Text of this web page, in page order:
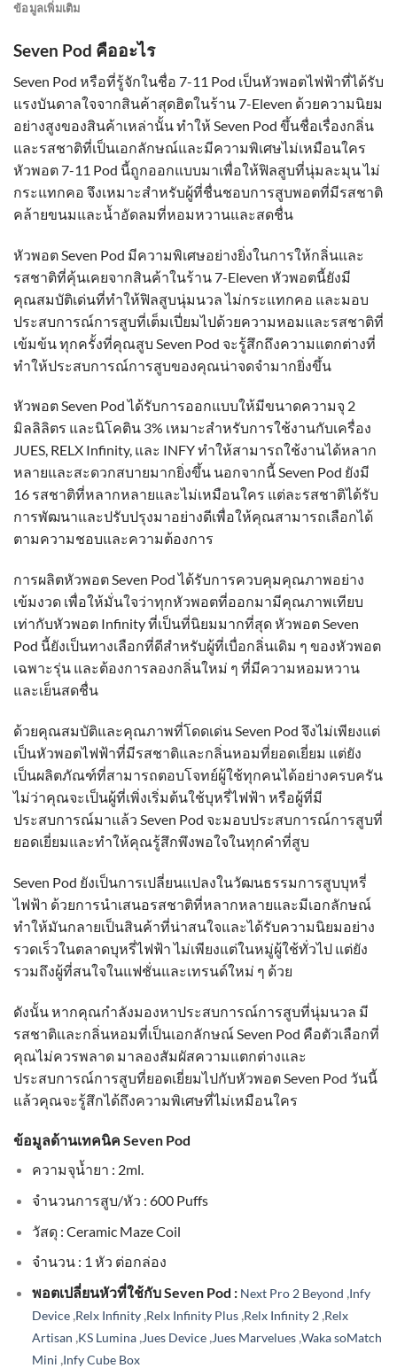
ข้อมูลเพิ่มเติม
Seven Pod คืออะไร
Seven Pod หรือที่รู้จักในชื่อ 7-11 Pod เป็นหัวพอตไฟฟ้าที่ได้รับ
แรงบันดาลใจจากสินค้าสุดฮิตในร้าน 7-Eleven ด้วยความนิยม
อย่างสูงของสินค้าเหล่านั้น ทำให้ Seven Pod ขึ้นชื่อเรื่องกลิ่น
และรสชาติที่เป็นเอกลักษณ์และมีความพิเศษไม่เหมือนใคร
หัวพอต 7-11 Pod นี้ถูกออกแบบมาเพื่อให้ฟิลสูบที่นุ่มละมุน ไม่
กระแทกคอ จึงเหมาะสำหรับผู้ที่ชื่นชอบการสูบพอตที่มีรสชาติ
คล้ายขนมและน้ำอัดลมที่หอมหวานและสดชื่น
หัวพอต Seven Pod มีความพิเศษอย่างยิ่งในการให้กลิ่นและ
รสชาติที่คุ้นเคยจากสินค้าในร้าน 7-Eleven หัวพอตนี้ยังมี
คุณสมบัติเด่นที่ทำให้ฟิลสูบนุ่มนวล ไม่กระแทกคอ และมอบ
ประสบการณ์การสูบที่เต็มเปี่ยมไปด้วยความหอมและรสชาติที่
เข้มข้น ทุกครั้งที่คุณสูบ Seven Pod จะรู้สึกถึงความแตกต่างที่
ทำให้ประสบการณ์การสูบของคุณน่าจดจำมากยิ่งขึ้น
หัวพอต Seven Pod ได้รับการออกแบบให้มีขนาดความจุ 2
มิลลิลิตร และนิโคติน 3% เหมาะสำหรับการใช้งานกับเครื่อง
JUES, RELX Infinity, และ INFY ทำให้สามารถใช้งานได้หลาก
หลายและสะดวกสบายมากยิ่งขึ้น นอกจากนี้ Seven Pod ยังมี
16 รสชาติที่หลากหลายและไม่เหมือนใคร แต่ละรสชาติได้รับ
การพัฒนาและปรับปรุงมาอย่างดีเพื่อให้คุณสามารถเลือกได้
ตามความชอบและความต้องการ
การผลิตหัวพอต Seven Pod ได้รับการควบคุมคุณภาพอย่าง
เข้มงวด เพื่อให้มั่นใจว่าทุกหัวพอตที่ออกมามีคุณภาพเทียบ
เท่ากับหัวพอต Infinity ที่เป็นที่นิยมมากที่สุด หัวพอต Seven
Pod นี้ยังเป็นทางเลือกที่ดีสำหรับผู้ที่เบื่อกลิ่นเดิม ๆ ของหัวพอต
เฉพาะรุ่น และต้องการลองกลิ่นใหม่ ๆ ที่มีความหอมหวาน
และเย็นสดชื่น
ด้วยคุณสมบัติและคุณภาพที่โดดเด่น Seven Pod จึงไม่เพียงแต่
เป็นหัวพอตไฟฟ้าที่มีรสชาติและกลิ่นหอมที่ยอดเยี่ยม แต่ยัง
เป็นผลิตภัณฑ์ที่สามารถตอบโจทย์ผู้ใช้ทุกคนได้อย่างครบครัน
ไม่ว่าคุณจะเป็นผู้ที่เพิ่งเริ่มต้นใช้บุหรี่ไฟฟ้า หรือผู้ที่มี
ประสบการณ์มาแล้ว Seven Pod จะมอบประสบการณ์การสูบที่
ยอดเยี่ยมและทำให้คุณรู้สึกพึงพอใจในทุกคำที่สูบ
Seven Pod ยังเป็นการเปลี่ยนแปลงในวัฒนธรรมการสูบบุหรี่
ไฟฟ้า ด้วยการนำเสนอรสชาติที่หลากหลายและมีเอกลักษณ์
ทำให้มันกลายเป็นสินค้าที่น่าสนใจและได้รับความนิยมอย่าง
รวดเร็วในตลาดบุหรี่ไฟฟ้า ไม่เพียงแต่ในหมู่ผู้ใช้ทั่วไป แต่ยัง
รวมถึงผู้ที่สนใจในแฟชั่นและเทรนด์ใหม่ ๆ ด้วย
ดังนั้น หากคุณกำลังมองหาประสบการณ์การสูบที่นุ่มนวล มี
รสชาติและกลิ่นหอมที่เป็นเอกลักษณ์ Seven Pod คือตัวเลือกที่
คุณไม่ควรพลาด มาลองสัมผัสความแตกต่างและ
ประสบการณ์การสูบที่ยอดเยี่ยมไปกับหัวพอต Seven Pod วันนี้
แล้วคุณจะรู้สึกได้ถึงความพิเศษที่ไม่เหมือนใคร
ข้อมูลด้านเทคนิค Seven Pod
ความจุน้ำยา : 2ml.
จำนวนการสูบ/หัว : 600 Puffs
วัสดุ : Ceramic Maze Coil
จำนวน : 1 หัว ต่อกล่อง
พอตเปลี่ยนหัวที่ใช้กับ Seven Pod :Next Pro 2 Beyond ,Infy
Device,Relx Infinity,Relx Infinity Plus,Relx Infinity 2,Relx
Artisan ,KS Lumina,Jues Device,Jues Marvelues,Waka soMatch
Mini ,Infy Cube Box